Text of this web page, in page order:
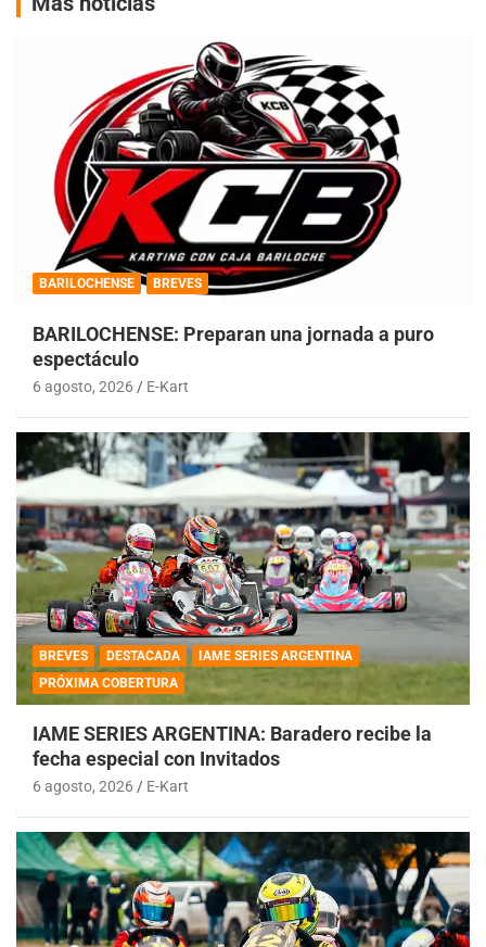
BARILOCHENSE BREVES
BARILOCHENSE: Preparan una jornada a puro
espectáculo
6 agosto, 2026 E-Kart
BREVES DESTACADA
IAME SERIES ARGENTINA
PRÓXIMA COBERTURA
IAME SERIES ARGENTINA: Baradero recibe la
fecha especial con Invitados
6 agosto, 2026 E-Kart